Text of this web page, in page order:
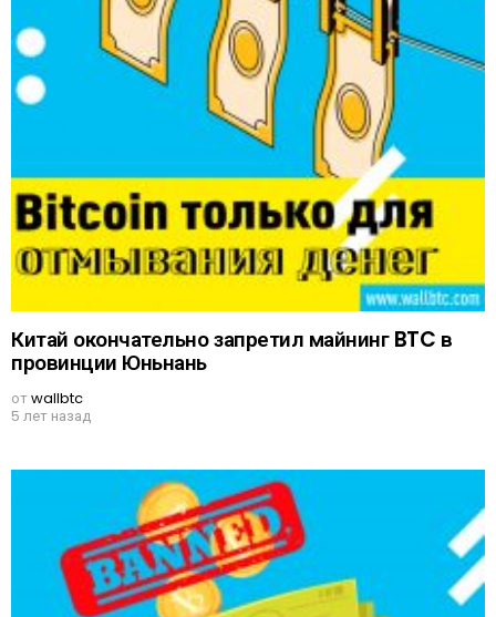
Китай окончательно запретил майнинг BTC в
провинции Юньнань
отwallbtc
5 лет назад